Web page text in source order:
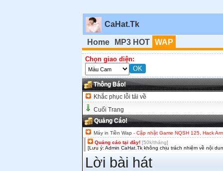
CaHat.Tk
Home MP3 HOT WAP
Chọn giao diện:
Thông Báo!
Khắc phục lỗi tải về
Cuối Trang
Quảng Cáo!
Máy in Tiền Wap - Cập nhật Game NQSH 125, Hack
Quảng cáo tại đây! [50k/tháng]
[Lưu ý: Admin CaHat.Tk không chịu trách nhiệm về nội
Lời bài hát